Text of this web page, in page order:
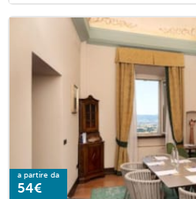
a partire da
54€